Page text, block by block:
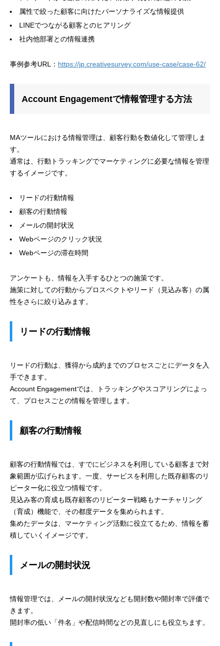
属性で絞った顧客に向けたパーソナライズな情報提供
LINEでつながる顧客とのヒアリング
社内他部署との情報連携
事例参考URL： https://jp.creativesurvey.com/use-case/case-62/
Account Engagementで情報管理する方法
MAツールにおける情報管理は、顧客行動を数値化して管理しま
す。
通常は、行動トラッキングでマーケティングに必要な情報を管理
するイメージです。
リードの行動情報
顧客の行動情報
メールの開封状況
Webページのクリック状況
Webページの滞在時間
アンケートも、情報を入手するひとつの施策です。
施策に対しての行動からプロスペクトやリード（見込み客）の属
性をさらに絞り込みます。
リードの行動情報
リードの行動は、獲得から成約までのプロセスごとにデータを入
手できます。
Account Engagementでは、トラッキングやスコアリングによっ
て、プロセスごとの情報を管理します。
顧客の行動情報
顧客の行動情報では、すでにビジネスを利用している顧客まで対
象範囲が広げられます。一度、サービスを利用した既存顧客のリ
ピーター化に役立つ情報です。
見込み客の育成も既存顧客のリピーター戦略もナーチャリング
（育成）機能で、その都度データを集められます。
集めたデータは、マーケティング活動に役立てるため、情報を蓄
積していくイメージです。
メールの開封状況
情報管理では、メールの開封状況なども開封数や開封率で評価で
きます。
開封率の低い「件名」や配信時間などの見直しにも役立ちます。